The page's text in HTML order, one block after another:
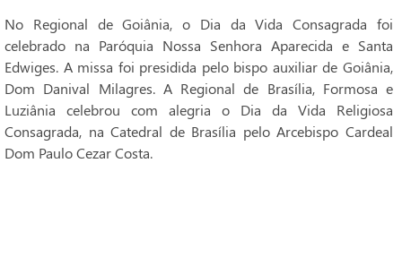
No Regional de Goiânia, o Dia da Vida Consagrada foi
celebrado na Paróquia Nossa Senhora Aparecida e Santa
Edwiges. A missa foi presidida pelo bispo auxiliar de Goiânia,
Dom Danival Milagres. A Regional de Brasília, Formosa e
Luziânia celebrou com alegria o Dia da Vida Religiosa
Consagrada, na Catedral de Brasília pelo Arcebispo Cardeal
Dom Paulo Cezar Costa.